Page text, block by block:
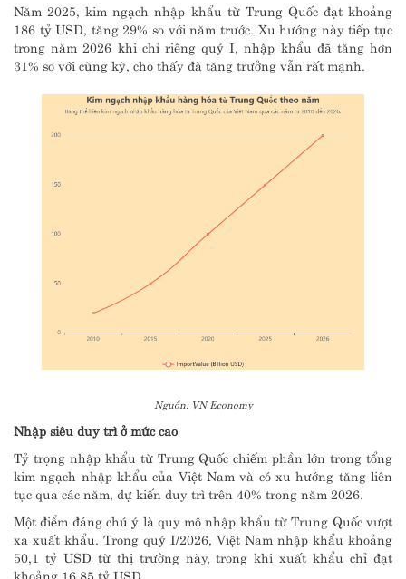
Năm 2025, kim ngạch nhập khẩu từ Trung Quốc đạt khoảng
186 tỷ USD, tăng 29% so với năm trước. Xu hướng này tiếp tục
trong năm 2026 khi chỉ riêng quý I, nhập khẩu đã tăng hơn
31% so với cùng kỳ, cho thấy đà tăng trưởng vẫn rất mạnh.
Nguồn: VN Economy
Nhập siêu duy trì ở mức cao
Tỷ trọng nhập khẩu từ Trung Quốc chiếm phần lớn trong tổng
kim ngạch nhập khẩu của Việt Nam và có xu hướng tăng liên
tục qua các năm, dự kiến duy trì trên 40% trong năm 2026.
Một điểm đáng chú ý là quy mô nhập khẩu từ Trung Quốc vượt
xa xuất khẩu. Trong quý I/2026, Việt Nam nhập khẩu khoảng
50,1 tỷ USD từ thị trường này, trong khi xuất khẩu chỉ đạt
khoảng 16,85 tỷ USD.